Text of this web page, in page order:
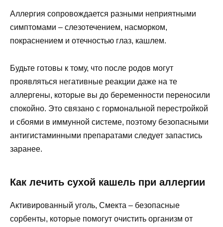
Аллергия сопровождается разными неприятными
симптомами – слезотечением, насморком,
покраснением и отечностью глаз, кашлем.
Будьте готовы к тому, что после родов могут
проявляться негативные реакции даже на те
аллергены, которые вы до беременности переносили
спокойно. Это связано с гормональной перестройкой
и сбоями в иммунной системе, поэтому безопасными
антигистаминными препаратами следует запастись
заранее.
Как лечить сухой кашель при аллергии
Активированный уголь, Смекта – безопасные
сорбенты, которые помогут очистить организм от